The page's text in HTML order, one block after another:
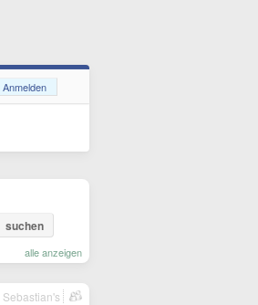
Anmelden
suchen
alle anzeigen
Sebastian's